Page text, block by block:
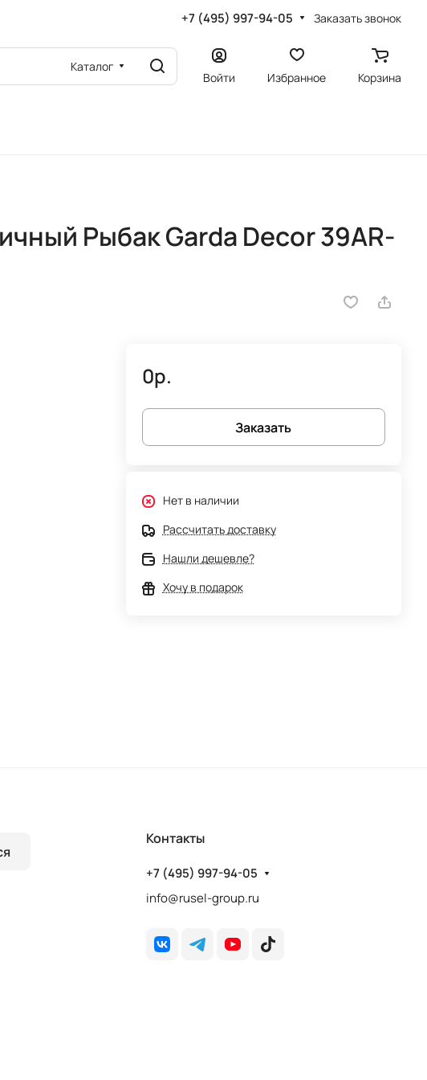
+7 (495) 997-94-05 Заказать звонок
Каталог
Войти Избранное Корзина
Рыбак Garda Decor 39AR-
0р.
Заказать
Нет в наличии
Рассчитать доставку
Нашли дешевле?
Хочу в подарок
Контакты
+7 (495) 997-94-05
info@rusel-group.ru